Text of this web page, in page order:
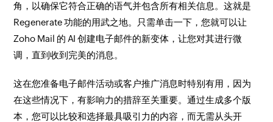
角，以确保它符合正确的语气并包含所有相关信息。这就是
Regenerate 功能的用武之地。只需单击一下，您就可以让
Zoho Mail 的 AI 创建电子邮件的新变体，让您对其进行微
调，直到收到完美的消息。
这在您准备电子邮件活动或客户推广消息时特别有用，因为
在这些情况下，有影响力的措辞至关重要。通过生成多个版
本，您可以比较和选择最具吸引力的内容，而无需从头开